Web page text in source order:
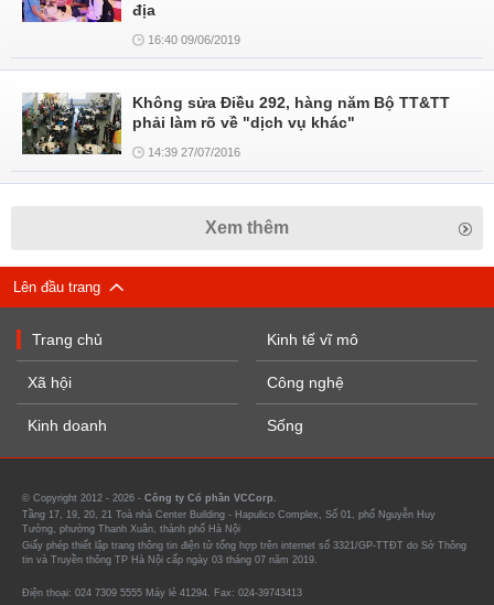
địa
16:40 09/06/2019
Không sửa Điều 292, hàng năm Bộ TT&TT
phải làm rõ về "dịch vụ khác"
14:39 27/07/2016
Xem thêm
Lên đầu trang
Trang chủ
Xã hội
Kinh doanh
Kinh tế vĩ mô
Công nghệ
Sống
© Copyright 2012 - 2026 - Công ty Cổ phần VCCorp.
Tầng 17, 19, 20, 21 Toà nhà Center Building - Hapulico Complex, Số 01, phố Nguyễn Huy
Tưởng, phường Thanh Xuân, thành phố Hà Nội
Giấy phép thiết lập trang thông tin điện tử tổng hợp trên internet số 3321/GP-TTĐT do Sở Thông
tin và Truyền thông TP Hà Nội cấp ngày 03 tháng 07 năm 2019.
Điện thoại: 024 7309 5555 Máy lẻ 41294. Fax: 024-39743413